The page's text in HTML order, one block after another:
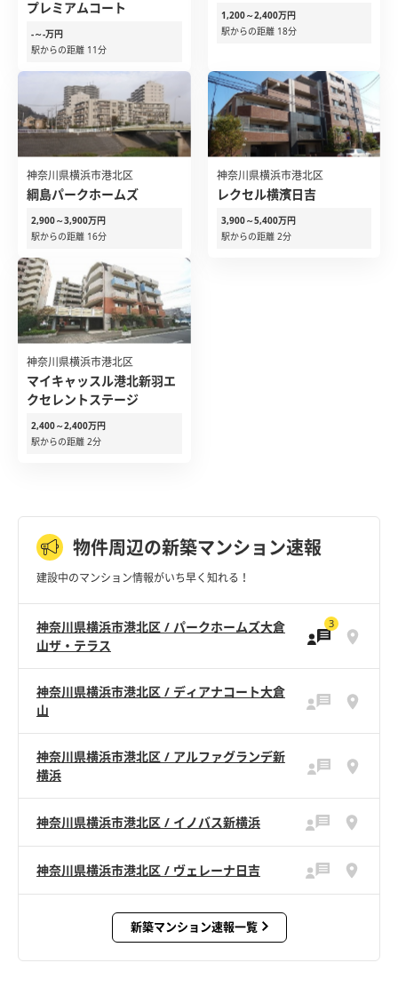
プレミアムコート
-～-万円
駅からの距離 11分
1,200～2,400万円
駅からの距離 18分
神奈川県横浜市港北区
綱島パークホームズ
2,900～3,900万円
駅からの距離 16分
神奈川県横浜市港北区
レクセル横濱日吉
3,900～5,400万円
駅からの距離 2分
神奈川県横浜市港北区
マイキャッスル港北新羽エ
クセレントステージ
2,400～2,400万円
駅からの距離 2分
物件周辺の新築マンション速報
建設中のマンション情報がいち早く知れる！
神奈川県横浜市港北区 / パークホームズ大倉
山ザ・テラス
3
神奈川県横浜市港北区 / ディアナコート大倉
山
神奈川県横浜市港北区 / アルファグランデ新
横浜
神奈川県横浜市港北区 / イノバス新横浜
神奈川県横浜市港北区 / ヴェレーナ日吉
新築マンション速報一覧